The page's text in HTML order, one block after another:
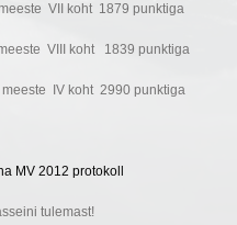
VII koht 1879 punktiga
VIII koht 1839 punktiga
meeste IV koht 2990 punktiga
MV 2012 protokoll
tulemast!